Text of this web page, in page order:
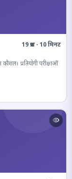
19 प्रश्न · 10 मिनट
प्रतियोगी परीक्षाओं